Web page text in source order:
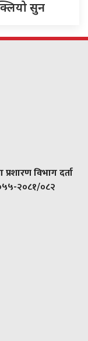
सुन
विभाग दर्ता
२०८१/०८२